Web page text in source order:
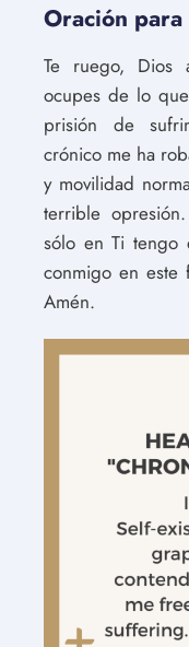
Oración
Te ruego, Dios
ocupes de lo
prisión de
crónico me ha
y movilidad
terrible
sólo en Ti tengo
conmigo en este
Amén.